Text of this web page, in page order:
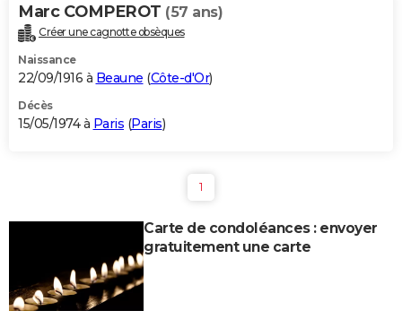
Marc COMPEROT (57 ans)
Créer une cagnotte obsèques
Naissance
22/09/1916 à Beaune (Côte-d'Or)
Décès
15/05/1974 à Paris (Paris)
1
Carte de condoléances : envoyer
gratuitement une carte